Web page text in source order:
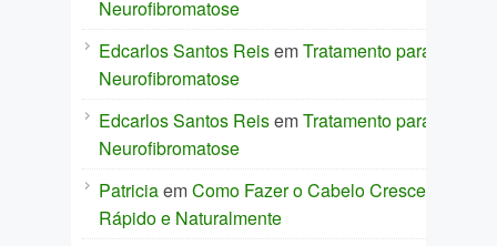
Neurofibromatose
Edcarlos Santos ReisemTratamento para
Neurofibromatose
Edcarlos Santos ReisemTratamento para
Neurofibromatose
PatriciaemComo Fazer o Cabelo Crescer
Rápido e Naturalmente